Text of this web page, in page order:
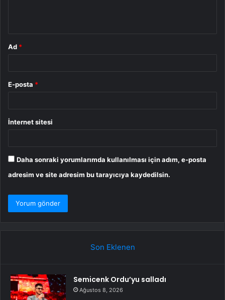
Ad *
E-posta *
İnternet sitesi
Daha sonraki yorumlarımda kullanılması için adım, e-posta
adresim ve site adresim bu tarayıcıya kaydedilsin.
Son Eklenen
Semicenk Ordu’yu salladı
Ağustos 8, 2026